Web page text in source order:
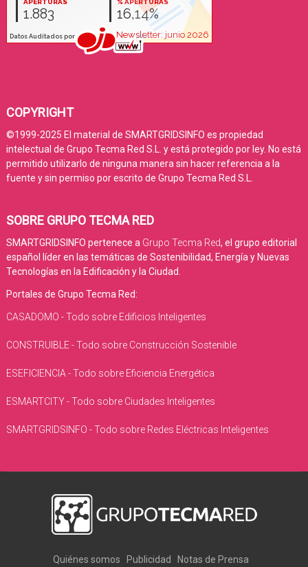
COPYRIGHT
©1999-2025 El material de SMARTGRIDSINFO es propiedad
intelectual de Grupo Tecma Red S.L. y está protegido por ley. No está
permitido utilizarlo de ninguna manera sin hacer referencia a la
fuente y sin permiso por escrito de Grupo Tecma Red S.L.
SOBRE GRUPO TECMA RED
SMARTGRIDSINFO pertenece a Grupo Tecma Red, el grupo editorial
español líder en las temáticas de Sostenibilidad, Energía y Nuevas
Tecnologías en la Edificación y la Ciudad.
Portales de Grupo Tecma Red:
CASADOMO - Todo sobre Edificios Inteligentes
CONSTRUIBLE - Todo sobre Construcción Sostenible
ESEFICIENCIA - Todo sobre Eficiencia Energética
ESMARTCITY - Todo sobre Ciudades Inteligentes
SMARTGRIDSINFO - Todo sobre Redes Eléctricas Inteligentes
Quiénes somos Publicidad Notas de Prensa